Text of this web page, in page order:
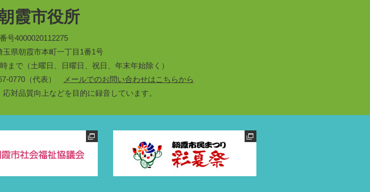
霞市役所
号4000020112275
県朝霞市本町一丁目1番1号
まで（土曜日、日曜日、祝日、年末年始除く）
0770（代表）
メールでのお問い合わせはこちらから
対品質向上などを目的に録音しています。